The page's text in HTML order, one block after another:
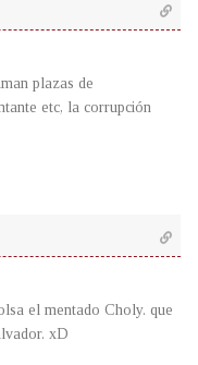
plazas de
etc, la corrupción
el mentado Choly. que
xD